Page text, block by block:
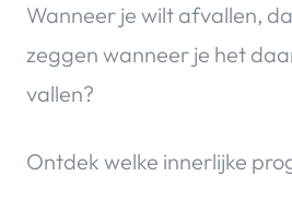
Wanneer je wilt afvallen,
zeggen wanneer je het
vallen?
Ontdek welke innerlijke